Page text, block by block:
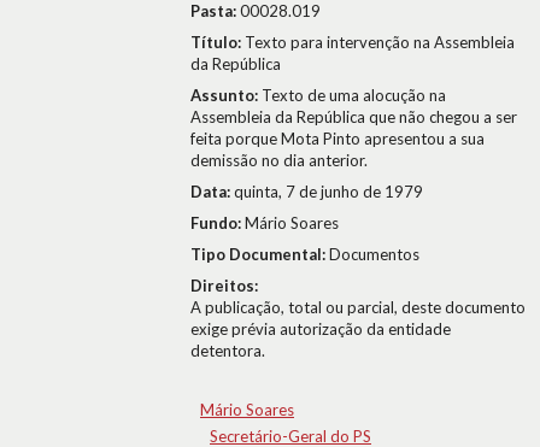
Pasta:00028.019
Título: Texto para intervenção na Assembleia
da República
Assunto: Texto de uma alocução na
Assembleia da República que não chegou a ser
feita porque Mota Pinto apresentou a sua
demissão no dia anterior.
Data:quinta, 7 de junho de 1979
Fundo:Mário Soares
Tipo Documental:Documentos
Direitos:
A publicação, total ou parcial, deste documento
exige prévia autorização da entidade
detentora.
Mário Soares
Secretário-Geral do PS